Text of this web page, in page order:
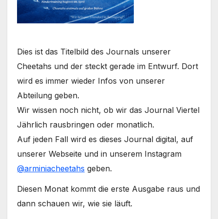
Dies ist das Titelbild des Journals unserer
Cheetahs und der steckt gerade im Entwurf. Dort
wird es immer wieder Infos von unserer
Abteilung geben.
Wir wissen noch nicht, ob wir das Journal Viertel
Jährlich rausbringen oder monatlich.
Auf jeden Fall wird es dieses Journal digital, auf
unserer Webseite und in unserem Instagram
@arminiacheetahs geben.
Diesen Monat kommt die erste Ausgabe raus und
dann schauen wir, wie sie läuft.